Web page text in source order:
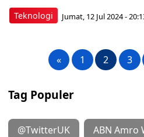
Teknologi Jumat, 12 Jul 2024 -
« 1 2 3
Tag Populer
@TwitterUK ABN Amro